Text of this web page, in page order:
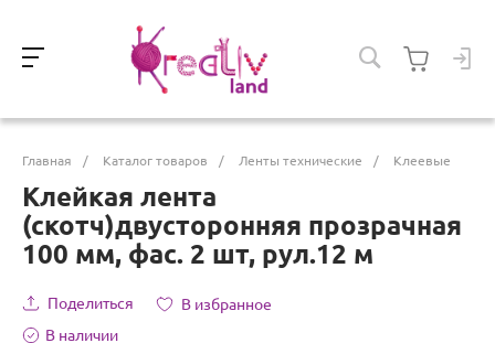
Главная / Каталог товаров / Ленты технические / Клеевые
Клейкая лента
(скотч)двусторонняя прозрачная
100 мм, фас. 2 шт, рул.12 м
Поделиться
В избранное
В наличии